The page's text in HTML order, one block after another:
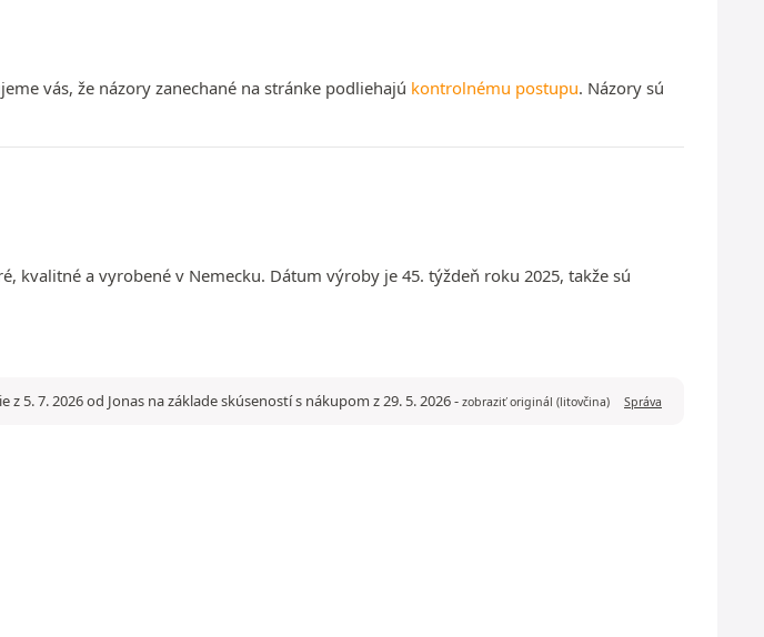
vás, že názory zanechané na stránke podliehajú kontrolnému postupu. Názory sú
a vyrobené v Nemecku. Dátum výroby je 45. týždeň roku 2025, takže sú
z 5. 7. 2026 od Jonas na základe skúseností s nákupom z 29. 5. 2026- zobraziť originál (litovčina) Správa